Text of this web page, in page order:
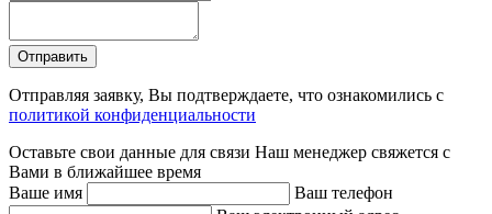
Отправляя заявку, Вы подтверждаете, что ознакомились с
политикой конфиденциальности
Оставьте свои данные для связи Наш менеджер свяжется с
Вами в ближайшее время
Ваше имя
Ваш телефон